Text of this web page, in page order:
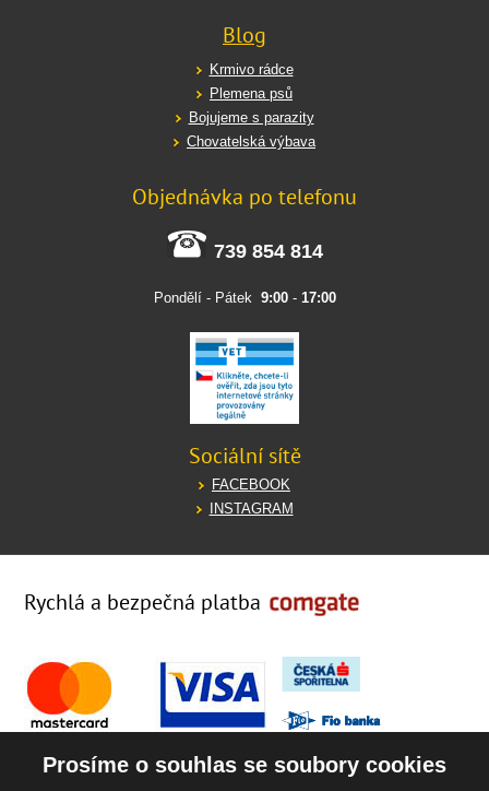
Blog
Krmivo rádce
Plemena psů
Bojujeme s parazity
Chovatelská výbava
Objednávka po telefonu
739 854 814
Pondělí - Pátek 9:00- 17:00
Sociální sítě
FACEBOOK
INSTAGRAM
Rychlá a bezpečná platba
Prosíme o souhlas se soubory cookies